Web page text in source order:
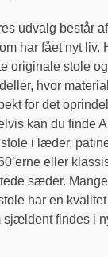
udvalg består
har fået nyt liv.
originale stole og
hvor
for det
kan du finde
i læder,
eller
sæder.
har en kvalitet
sjældent findes i